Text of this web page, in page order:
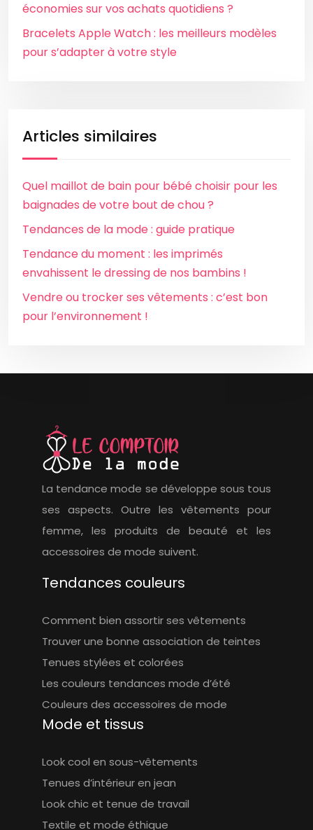
économies sur vos achats quotidiens ?
Bracelets Apple Watch : les meilleurs modèles
pour s’adapter à votre style
Articles similaires
Quel maillot de bain pour bébé choisir pour les
baignades de votre bout de chou ?
Tendances de la mode : guide pratique
Tendance du moment : les imprimés
envahissent le dressing de nos bambins !
Vendre ou trocker ses vêtements : c’est bon
pour l’environnement !
La tendance mode se développe sous tous
ses aspects. Outre les vêtements pour
femme, les produits de beauté et les
accessoires de mode suivent.
Tendances couleurs
Comment bien assortir ses vêtements
Trouver une bonne association de teintes
Tenues stylées et colorées
Les couleurs tendances mode d’été
Couleurs des accessoires de mode
Mode et tissus
Look cool en sous-vêtements
Tenues d’intérieur en jean
Look chic et tenue de travail
Textile et mode éthique